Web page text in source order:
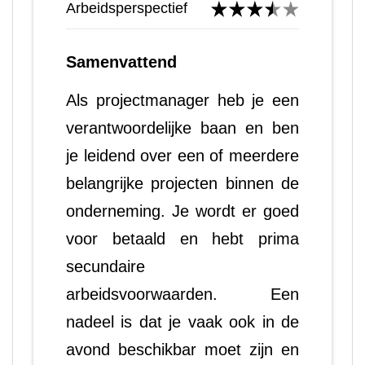
Arbeidsperspectief
Samenvattend
Als projectmanager heb je een
verantwoordelijke baan en ben
je leidend over een of meerdere
belangrijke projecten binnen de
onderneming. Je wordt er goed
voor betaald en hebt prima
secundaire
arbeidsvoorwaarden. Een
nadeel is dat je vaak ook in de
avond beschikbar moet zijn en